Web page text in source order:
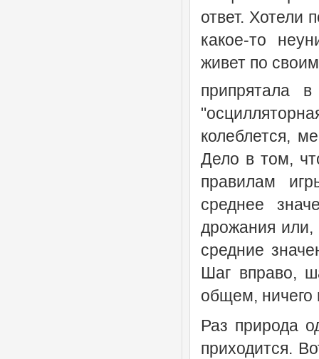
ответ. Хотели
какое-то
живет по
припрятала
колеблется,
Дело в том,
правилам
среднее
дрожания или,
средние
Шаг вправо,
общем, ничего
Раз природа
приходится.